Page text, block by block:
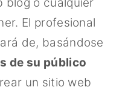
El profesional
de, basándose
de su público
un sitio web